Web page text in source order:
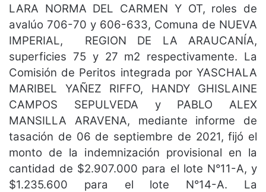
LARA NORMA DEL CARMEN Y OT, roles de
avalúo 706-70 y 606-633, Comuna de NUEVA
IMPERIAL, REGION DE LA ARAUCANÍA,
superficies 75 y 27 m2 respectivamente. La
Comisión de Peritos integrada por YASCHALA
MARIBEL YAÑEZ RIFFO, HANDY GHISLAINE
CAMPOS SEPULVEDA y PABLO ALEX
MANSILLA ARAVENA, mediante informe de
tasación de 06 de septiembre de 2021, fijó el
monto de la indemnización provisional en la
cantidad de $2.907.000 para el lote N°11-A, y
$1.235.600 para el lote N°14-A. La